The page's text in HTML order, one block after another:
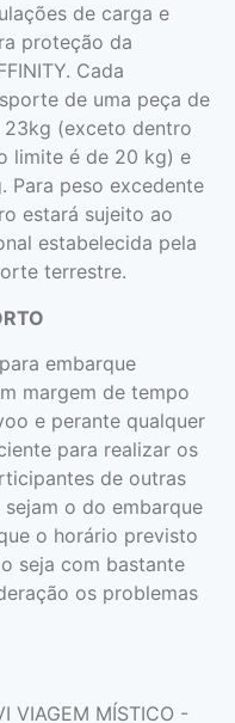
de carga e
proteção da
Cada
de uma peça de
(exceto dentro
limite é de 20 kg) e
Para peso excedente
estará sujeito ao
estabelecida pela
terrestre.
embarque
margem de tempo
e perante qualquer
para realizar os
de outras
o do embarque
o horário previsto
seja com bastante
os problemas
VIAGEM MÍSTICO -